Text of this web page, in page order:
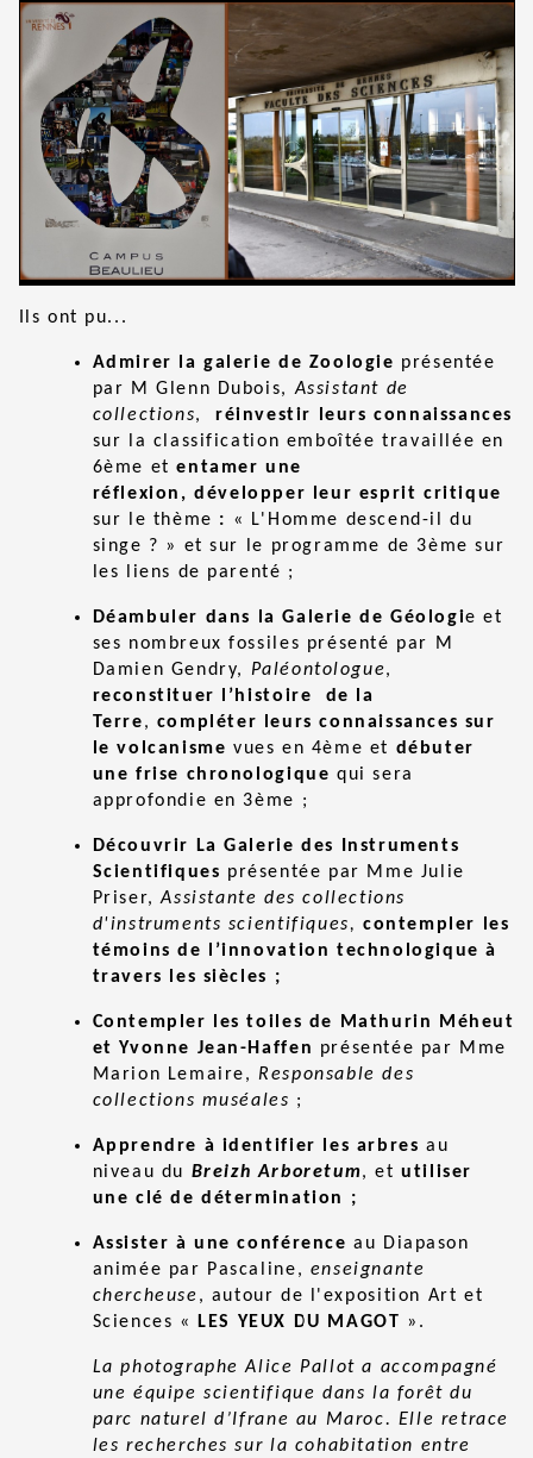
Ils ont pu...
Admirer la galerie de Zoologie présentée
par M Glenn Dubois,Assistant de
collections, réinvestir leurs connaissances
sur la classification emboîtée travaillée en
6ème etentamer une
réflexion, développer leur esprit critique
sur le thème : « L'Homme descend-il du
singe ? » et sur le programme de 3ème sur
les liens de parenté ;
Déambuler dans la Galerie de Géologie et
ses nombreux fossiles présenté par M
Damien Gendry, Paléontologue,
reconstituer l’histoire de la
Terre, compléter leurs connaissances sur
le volcanisme vues en 4ème et débuter
une frise chronologique qui sera
approfondie en 3ème ;
Découvrir La Galerie des Instruments
Scientifiques présentée par Mme Julie
Priser,Assistante des collections
d'instruments scientifiques, contempler les
témoins de l’innovation technologique à
travers les siècles ;
Contempler les toiles de Mathurin Méheut
et Yvonne Jean-Haffen présentée par Mme
Marion Lemaire,Responsable des
collections muséales ;
Apprendre à identifier les arbres au
niveau du Breizh Arboretum, et utiliser
une clé de détermination ;
Assister à une conférence au Diapason
animée par Pascaline, enseignante
chercheuse, autour de l'exposition Art et
Sciences « LES YEUX DU MAGOT ».
La photographe Alice Pallot a accompagné
une équipe scientifique dans la forêt du
parc naturel d’Ifrane au Maroc. Elle retrace
les recherches sur la cohabitation entre